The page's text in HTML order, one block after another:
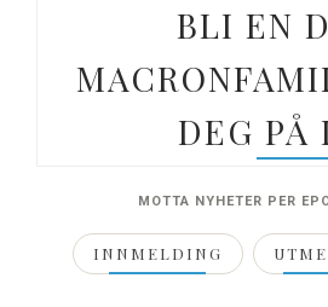
BLI EN
DEG PÅ
MOTTA NYHETER PER
INNMELDING